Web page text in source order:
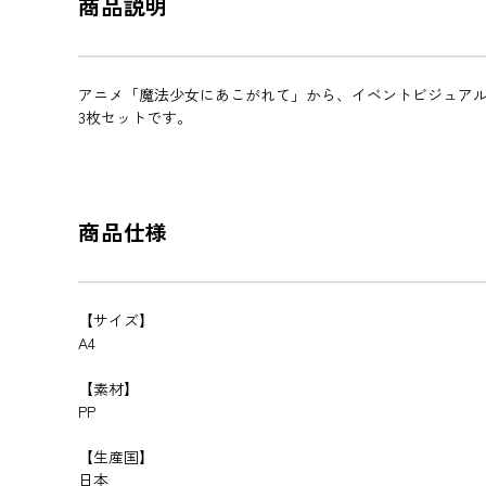
アニメ「魔法少女にあこがれて」から、イベントビジュア
3枚セットです。
商品仕様
【サイズ】
A4
【素材】
PP
【生産国】
日本